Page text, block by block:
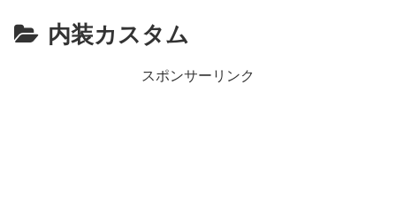
内装カスタム
スポンサーリンク